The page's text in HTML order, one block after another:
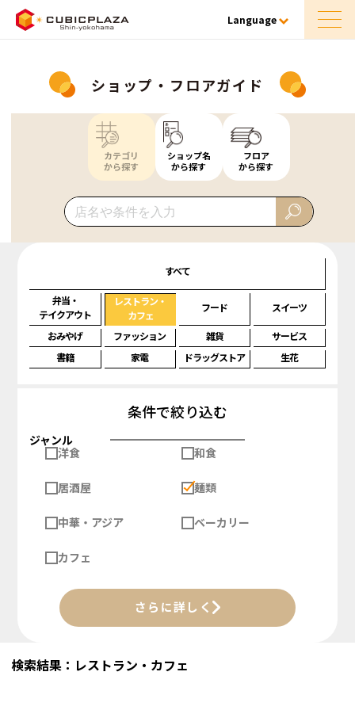
Language
ショップ・フロアガイド
カテゴリ
から探す
ショップ名
から探す
フロア
から探す
すべて
弁当・
テイクアウト
レストラン・
カフェ
フード スイーツ
おみやげ ファッション 雑貨
サービス
書籍
家電 ドラッグストア 生花
条件で絞り込む
ジャンル
洋食
和食
居酒屋 麺類
中華・アジア ベーカリー
カフェ
さらに詳しく
検索結果：レストラン・カフェ